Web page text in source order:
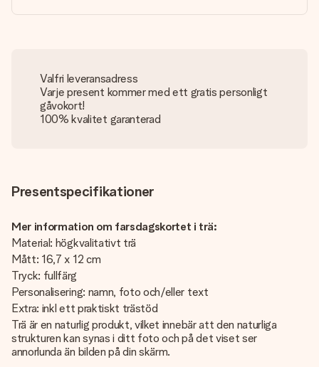
Valfri leveransadress
Varje present kommer med ett gratis personligt
gåvokort!
100% kvalitet garanterad
Presentspecifikationer
Mer information om farsdagskortet i trä:
Material: högkvalitativt trä
Mått: 16,7 x 12 cm
Tryck: fullfärg
Personalisering: namn, foto och/eller text
Extra: inkl ett praktiskt trästöd
Trä är en naturlig produkt, vilket innebär att den naturliga
strukturen kan synas i ditt foto och på det viset ser
annorlunda än bilden på din skärm.